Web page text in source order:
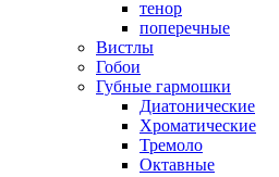
тенор
поперечные
Вистлы
Гобои
Губные гармошки
Диатонические
Хроматические
Тремоло
Октавные